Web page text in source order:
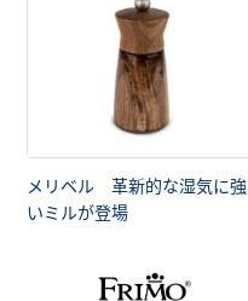
メリベル 革新的な湿気に強
いミルが登場